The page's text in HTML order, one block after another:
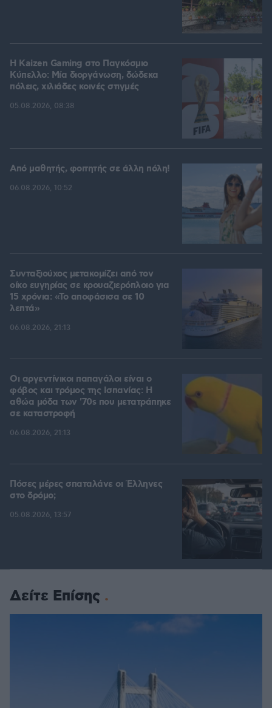
H Kaizen Gaming στο Παγκόσμιο
Kύπελλο: Μία διοργάνωση, δώδεκα
πόλεις, χιλιάδες κοινές στιγμές
05.08.2026, 08:38
Από μαθητής, φοιτητής σε άλλη πόλη!
06.08.2026, 10:52
Συνταξιούχος μετακομίζει από τον
οίκο ευγηρίας σε κρουαζιερόπλοιο για
15 χρόνια: «Το αποφάσισα σε 10
λεπτά»
06.08.2026, 21:13
Οι αργεντίνικοι παπαγάλοι είναι ο
φόβος και τρόμος της Ισπανίας: Η
αθώα μόδα των '70s που μετατράπηκε
σε καταστροφή
06.08.2026, 21:13
Πόσες μέρες σπαταλάνε οι Έλληνες
στο δρόμο;
05.08.2026, 13:57
Δείτε Επίσης